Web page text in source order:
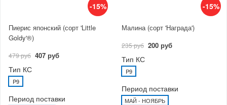
-15%
Пиерис японский (сорт 'Little
Goldy'®)
479 руб 407 руб
Тип КС
P9
Период поставки
-15%
Малина (сорт 'Награда')
235 руб 200 руб
Тип КС
P9
Период поставки
МАЙ - НОЯБРЬ